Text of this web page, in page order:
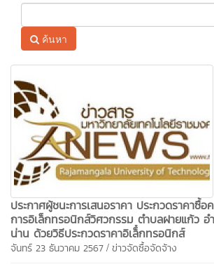
ค้นหา
ประกาศผู้ชนะการเสนอราคา ประกวดราคา
การอิเล็กทรอนิกส์วิศวกรรม ตำบลฝายแก้ว อ
น่าน ด้วยวิธีประกวดราคาอิเล็๋กทรอนิกส์
จันทร์ 23 ธันวาคม 2567 / ข่าวจัดซื้อจัดจ้าง